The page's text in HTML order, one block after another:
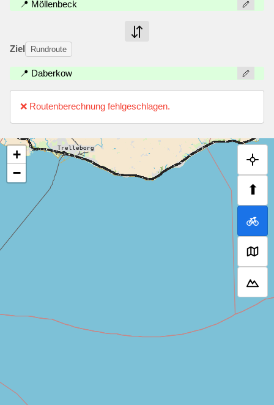
📍 Möllenbeck
Ziel Rundroute
📍 Daberkow
❌ Routenberechnung fehlgeschlagen.
⬆
+
−